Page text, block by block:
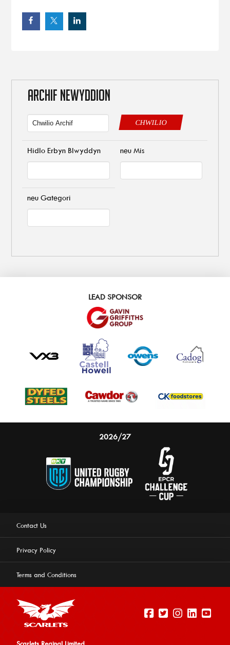
ARCHIF NEWYDDION
CHWILIO
Hidlo Erbyn Blwyddyn neu Mis
neu Gategori
LEAD SPONSOR
2026/27
Contact Us
Privacy Policy
Terms and Conditions